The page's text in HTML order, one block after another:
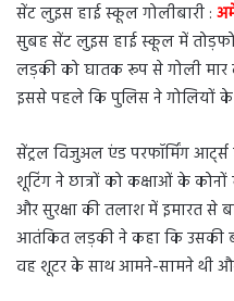
सेंट लुइस हाई स्कूल गोलीबारी :
सुबह सेंट लुइस हाई स्कूल में
लड़की को घातक रूप से गोली मार
इससे पहले कि पुलिस ने गोलियों के
सेंट्रल विजुअल एंड परफॉर्मिंग
शूटिंग ने छात्रों को कक्षाओं के
और सुरक्षा की तलाश में इमारत से
आतंकित लड़की ने कहा कि उसकी
वह शूटर के साथ आमने-सामने थी